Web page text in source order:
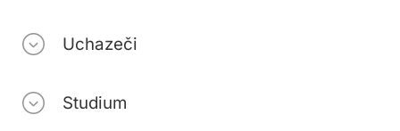
Uchazeči
Studium